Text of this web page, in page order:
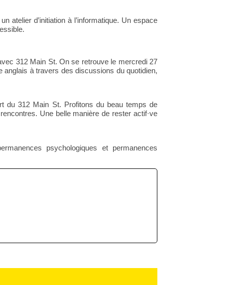
atelier d’initiation à l’informatique. Un espace
312 Main St. On se retrouve le mercredi 27
à travers des discussions du quotidien,
du 312 Main St. Profitons du beau temps de
Une belle manière de rester actif·ve
psychologiques et permanences